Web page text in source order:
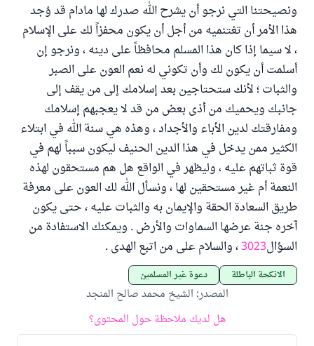
ونصيحتنا التي نرجو أن يشرح الله صدرك لها مادام قد وُجد
هذا الأمر أن تغتنميه من أجل أن يكون محفزاً لك على الإسلام
، لا سيما إذا كان هذا المسلم محافظاً على دينه ، ونرجو إن
أسلمت أن يكون لك وأن تكوني له نعم العون على الصبر
والثبات ؛ لأنك ستحتاجين بعد إسلامك إلى من يقف إلى
جانبك ويحميك من أذى بعض من قد لا يعجبهم إسلامك
ومفارقتك لدين الأباء والأجداد ، وهذه هي سنة الله في ابتلاء
الكثير ممن يدخل في هذا الدين الحنيف ليكون سبباً لهم في
قوة ثباتهم عليه ، وليظهر في الواقع هل هم مستحقون لهذه
النعمة أم غير مستحقين لها ، ونسأل الله لك العون على معرفة
طريق السعادة الحقة والإيمان به والثبات عليه ، حتى يكون
آخره جنة عرضها السماوات والأرض . ويمكنك الاستفادة من
السؤال3023، والسلام على من اتبع الهدى .
الأنكحة الباطلة دعوة غير المسلمين
المصدر: الشيخ محمد صالح المنجد
هل لديك ملاحظة حول المحتوى؟